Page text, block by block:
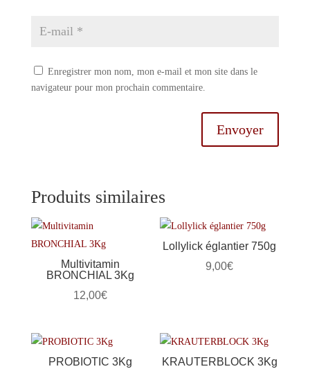
Enregistrer mon nom, mon e-mail et mon site dans le
navigateur pour mon prochain commentaire.
Envoyer
Produits similaires
Multivitamin
BRONCHIAL 3Kg
12,00€
Lollylick églantier 750g
9,00€
PROBIOTIC 3Kg KRAUTERBLOCK 3Kg